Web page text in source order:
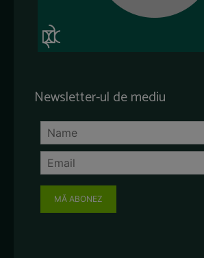
Newsletter-ul de mediu
MĂ ABONEZ